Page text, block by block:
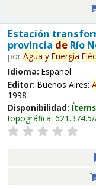
Estación
provincia deRío
por Agua y Energía
Idioma: Español
Editor: Buenos Aires:
1998
Disponibilidad:
topográfica: